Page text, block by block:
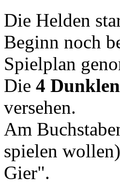
Die Helden
Beginn noch
Spielplan
Die 4
versehen.
Am
spielen
Gier".